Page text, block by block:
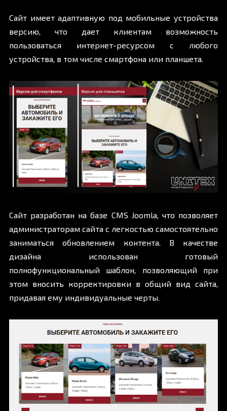
Сайт имеет адаптивную под мобильные устройства
версию, что дает клиентам возможность
пользоваться интернет-ресурсом с любого
устройства, в том числе смартфона или планшета.
Сайт разработан на базе CMS Joomla, что позволяет
администраторам сайта с легкостью самостоятельно
заниматься обновлением контента. В качестве
дизайна использован готовый
полнофункциональный шаблон, позволяющий при
этом вносить корректировки в общий вид сайта,
придавая ему индивидуальные черты.